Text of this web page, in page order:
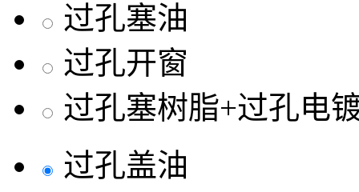
过孔塞油
过孔开窗
过孔塞树脂+过孔电
过孔盖油